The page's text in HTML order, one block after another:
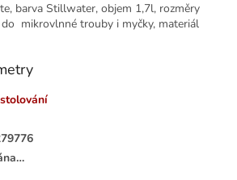
barva Stillwater, objem 1,7l, rozměry
mikrovlnné trouby i myčky, materiál